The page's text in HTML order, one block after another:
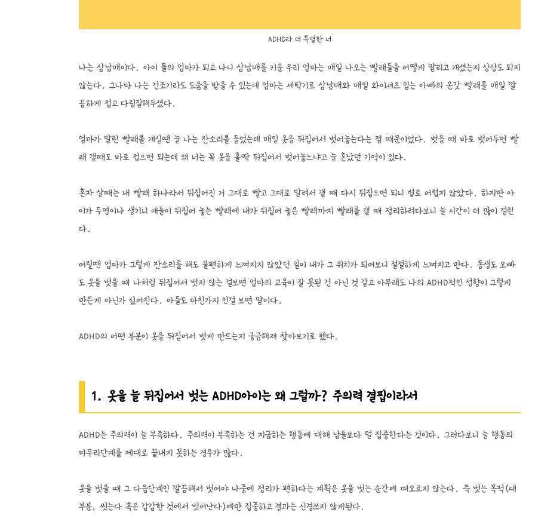
ADHD라 더 특별한 너
나는 삼남매이다. 아이 둘의 엄마가 되고 나니 삼남매를 키운 우리 엄마는 매일 나오는 빨래들을 어떻게 말리고 개셨는지 상상도 되지
않는다. 그나마 나는 건조기라도 도움을 받을 수 있는데 엄마는 세탁기로 삼남매와 매일 와이셔츠 입는 아빠의 온갖 빨래를 매일 깔
끔하게 접고 다림질해두셨다.
엄마가 말린 빨래를 개실땐 늘 나는 잔소리를 들었는데 매일 옷을 뒤집어서 벗어놓는다는 점 때문이었다. 벗을 때 바로 벗어두면 빨
래 갤때도 바로 접으면 되는데 왜 너는 꼭 옷을 홀딱 뒤집어서 벗어놓느냐고 늘 혼났던 기억이 있다.
혼자 살때는 내 빨래 하나라서 뒤집어진 거 그대로 빨고 그대로 말려서 갤 때 다시 뒤집으면 되니 별로 어렵지 않았다. 하지만 아
이가 두명이나 생기니 애들이 뒤집어 놓는 빨래에 내가 뒤집어 놓은 빨래까지 빨래를 갤 때 정리하려다보니 늘 시간이 더 많이 걸린
다.
어릴땐 엄마가 그렇게 잔소리를 해도 불편하게 느껴지지 않았던 일이 내가 그 위치가 되어보니 절절하게 느껴지고 만다. 동생도 오빠
도 옷을 벗을 때 나처럼 뒤집어서 벗지 않는 걸보면 엄마의 교육이 잘 못된 건 아닌 것 같고 아무래도 나의 ADHD적인 성향이 그렇게
만든게 아닌가 싶어진다. 아들도 마친가지 인걸 보면 말이다.
ADHD의 어떤 부분이 옷을 뒤집어서 벗게 만드는지 궁금해져 찾아보기로 했다.
1. 옷을 늘 뒤집어서 벗는 ADHD아이는 왜 그럴까? 주의력 결핍이라서
ADHD는 주의력이 늘 부족하다. 주의력이 부족하는 건 지금하는 행동에 대해 남들보다 덜 집중한다는 것이다. 그러다보니 늘 행동의
마무리단계를 제대로 끝내지 못하는 경우가 많다.
옷을 벗을 때 그 다음단계인 깔끔해서 벗어야 나중에 정리가 편하다는 계획은 옷을 벗는 순간에 떠오르지 않는다. 즉 벗는 목적(대
부분, 씻는다 혹은 갑갑한 것에서 벗어난다)에만 집중하고 결과는 신경쓰지 않게된다.